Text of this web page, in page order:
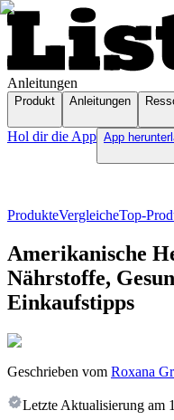
Anleitungen
Produkt Anleitungen
Hol dir die App App
ProdukteVergleicheTop-
Amerikanische
Nährstoffe,
Einkaufstipps
Geschrieben vom Roxana
Letzte Aktualisierung am